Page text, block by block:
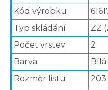
Kód výrobku
Typ skládání
ZZ
Počet vrstev
2
Barva
Bílá
Rozměr listu